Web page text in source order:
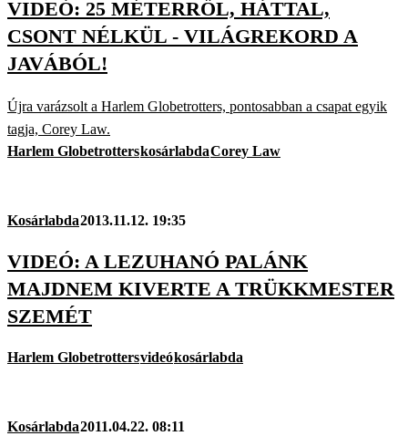
VIDEÓ: 25 MÉTERRŐL, HÁTTAL,
CSONT NÉLKÜL - VILÁGREKORD A
JAVÁBÓL!
Újra varázsolt a Harlem Globetrotters, pontosabban a csapat egyik
tagja, Corey Law.
Harlem GlobetrotterskosárlabdaCorey Law
Kosárlabda2013.11.12. 19:35
VIDEÓ: A LEZUHANÓ PALÁNK
MAJDNEM KIVERTE A TRÜKKMESTER
SZEMÉT
Harlem Globetrottersvideókosárlabda
Kosárlabda2011.04.22. 08:11